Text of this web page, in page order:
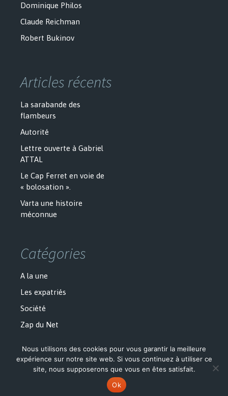
Dominique Philos
Claude Reichman
Robert Bukinov
Articles récents
La sarabande des
flambeurs
Autorité
Lettre ouverte à Gabriel
ATTAL
Le Cap Ferret en voie de
« bolosation ».
Varta une histoire
méconnue
Catégories
A la une
Les expatriés
Société
Zap du Net
Fièrement propulsé par WordPress
Nous utilisons des cookies pour vous garantir la meilleure
expérience sur notre site web. Si vous continuez à utiliser ce
site, nous supposerons que vous en êtes satisfait.
Ok